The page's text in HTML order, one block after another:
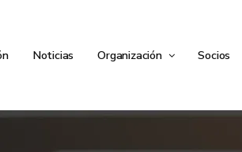
Noticias Organización Socios